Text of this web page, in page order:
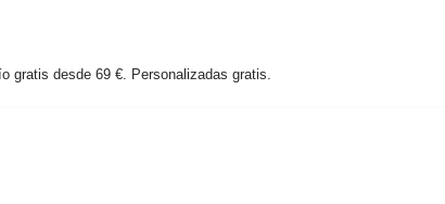
gratis desde 69 €. Personalizadas gratis.